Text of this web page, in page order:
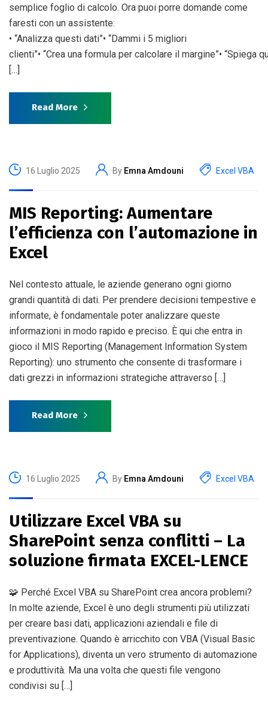
semplice foglio di calcolo. Ora puoi porre domande come
faresti con un assistente:
• “Analizza questi dati”• “Dammi i 5 migliori
clienti”• “Crea una formula per calcolare il margine”• “Spiega
[…]
Read More
16 Luglio 2025 By Emna Amdouni Excel VBA
MIS Reporting: Aumentare
l’efficienza con l’automazione in
Excel
Nel contesto attuale, le aziende generano ogni giorno
grandi quantità di dati. Per prendere decisioni tempestive e
informate, è fondamentale poter analizzare queste
informazioni in modo rapido e preciso. È qui che entra in
gioco il MIS Reporting (Management Information System
Reporting): uno strumento che consente di trasformare i
dati grezzi in informazioni strategiche attraverso […]
Read More
16 Luglio 2025 By Emna Amdouni Excel VBA
Utilizzare Excel VBA su
SharePoint senza conflitti – La
soluzione firmata EXCEL-LENCE
🧩 Perché Excel VBA su SharePoint crea ancora problemi?
In molte aziende, Excel è uno degli strumenti più utilizzati
per creare basi dati, applicazioni aziendali e file di
preventivazione. Quando è arricchito con VBA (Visual Basic
for Applications), diventa un vero strumento di automazione
e produttività. Ma una volta che questi file vengono
condivisi su […]